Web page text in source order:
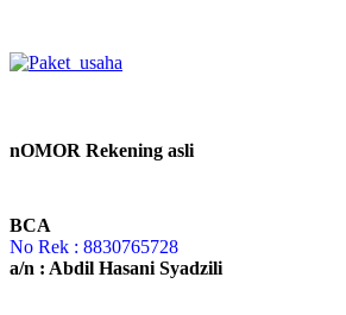
nOMOR Rekening asli
BCA
No Rek : 8830765728
a/n : Abdil Hasani Syadzili